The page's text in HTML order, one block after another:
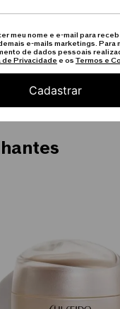
meu nome e e-mail para
e-mails marketings. Para
de dados pessoais
Privacidade e os Termos e
Cadastrar
para
de volta ao